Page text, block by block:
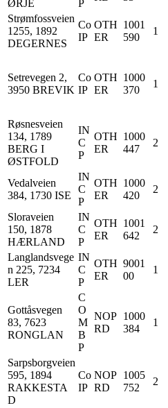
ØRJE P
Strømfossveien
1255, 1892
DEGERNES
Co
IP
OTH
ER
1001
590
1
Setrevegen 2,
3950 BREVIK
Co
IP
OTH
ER
1000
370
1
Røsnesveien
134, 1789
BERG I
ØSTFOLD
IN
C
P
OTH
ER
1000
447
2
Vedalveien
384, 1730 ISE
IN
C
P
OTH
ER
1000
420
2
Sloraveien
150, 1878
HÆRLAND
IN
C
P
OTH
ER
1001
642
2
Langlandsvege
n 225, 7234
LER
IN
C
P
OTH
ER
9001
00
1
Gottåsvegen
83, 7623
RONGLAN
C
O
M
B
P
NOP
RD
1000
384
1
Sarpsborgveien
595, 1894
RAKKESTA
D
Co
IP
NOP
RD
1005
752
2